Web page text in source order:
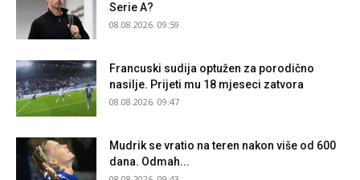
Serie A?
08.08.2026. 09:59
Francuski sudija optužen za porodično
nasilje. Prijeti mu 18 mjeseci zatvora
08.08.2026. 09:47
Mudrik se vratio na teren nakon više od 600
dana. Odmah...